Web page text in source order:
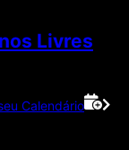
Livres
Calendário